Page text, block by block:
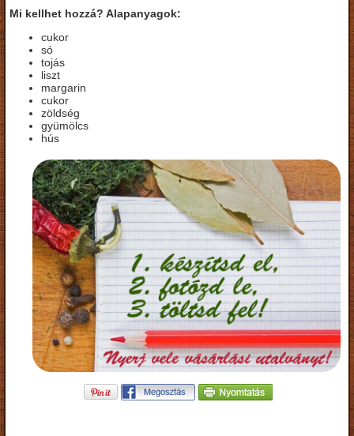
Mi kellhet hozzá? Alapanyagok:
cukor
só
tojás
liszt
margarin
cukor
zöldség
gyümölcs
hús